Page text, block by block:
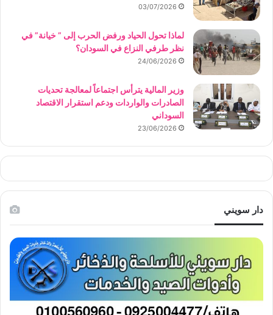
03/07/2026
لماذا تحول الحياد ورفض الحرب إلى ” خيانة” في
نظر طرفي النزاع في السودان؟
24/06/2026
وزير المالية يترأس اجتماعاً لمعالجة تحديات
الصادرات والواردات ودعم استقرار الاقتصاد
السوداني
23/06/2026
دار سويني